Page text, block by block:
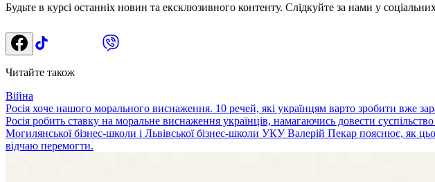
Будьте в курсі останніх новин та ексклюзивного контенту. Слідкуйте за нами у
Читайте також
Війна
Росія хоче нашого морального виснаження. 10 речей, які українцям варто зробити вже
Росія робить ставку на моральне виснаження українців, намагаючись довести
Могилянської бізнес-школи і Львівської бізнес-школи УКУ Валерій Пекар пояснює, як
відчаю перемогти.